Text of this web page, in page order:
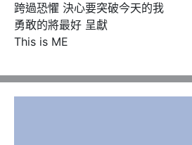
跨過恐懼 決心要突破今天的我
勇敢的將最好 呈獻
This is ME